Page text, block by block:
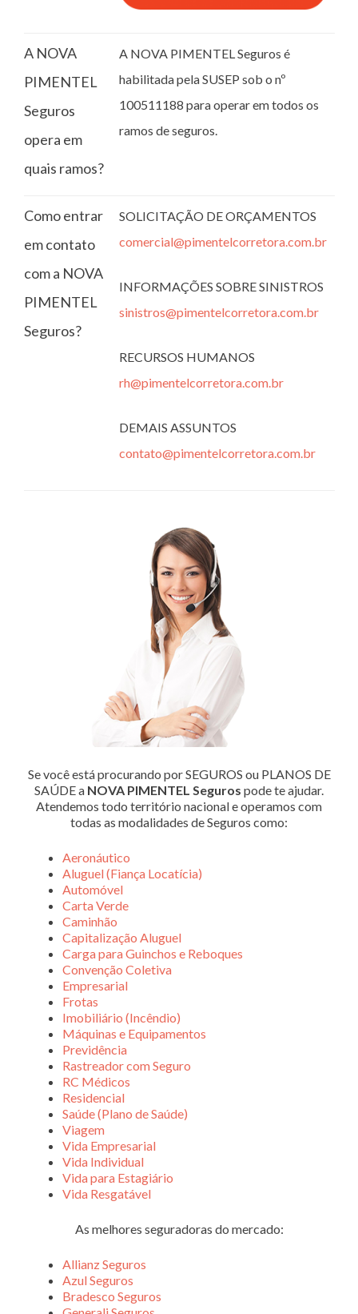
A NOVA
PIMENTEL
Seguros
opera em
quais ramos?
A NOVA PIMENTEL Seguros é
habilitada pela SUSEP sob o nº
100511188 para operar em todos os
ramos de seguros.
Como entrar
em contato
com a NOVA
PIMENTEL
Seguros?
SOLICITAÇÃO DE ORÇAMENTOS
comercial@pimentelcorretora.com.br
INFORMAÇÕES SOBRE SINISTROS
sinistros@pimentelcorretora.com.br
RECURSOS HUMANOS
rh@pimentelcorretora.com.br
DEMAIS ASSUNTOS
contato@pimentelcorretora.com.br
Se você está procurando por SEGUROS ou PLANOS DE
SAÚDE a NOVA PIMENTEL Seguros pode te ajudar.
Atendemos todo território nacional e operamos com
todas as modalidades de Seguros como:
Aeronáutico
Aluguel (Fiança Locatícia)
Automóvel
Carta Verde
Caminhão
Capitalização Aluguel
Carga para Guinchos e Reboques
Convenção Coletiva
Empresarial
Frotas
Imobiliário (Incêndio)
Máquinas e Equipamentos
Previdência
Rastreador com Seguro
RC Médicos
Residencial
Saúde (Plano de Saúde)
Viagem
Vida Empresarial
Vida Individual
Vida para Estagiário
Vida Resgatável
As melhores seguradoras do mercado:
Allianz Seguros
Azul Seguros
Bradesco Seguros